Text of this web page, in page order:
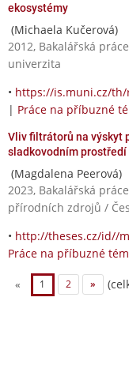
ekosystémy
(Michaela Kučerová)
2012, Bakalářská
univerzita
• https://is.muni.cz/
| Práce na příbuzné
Vliv filtrátorů na výskyt
sladkovodním prostředí
(Magdalena Peerová)
2023, Bakalářská
přírodních zdrojů /
• http://theses.cz/id//
Práce na příbuzné
« 1 2 »